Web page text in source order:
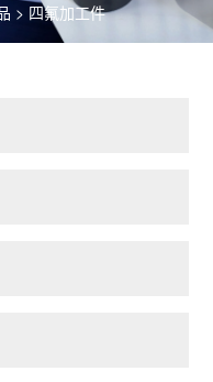
> 四氟加工件